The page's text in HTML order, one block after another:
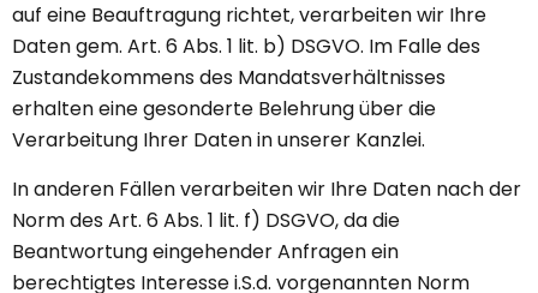
auf eine Beauftragung richtet, verarbeiten wir Ihre
Daten gem. Art. 6 Abs. 1 lit. b) DSGVO. Im Falle des
Zustandekommens des Mandatsverhältnisses
erhalten eine gesonderte Belehrung über die
Verarbeitung Ihrer Daten in unserer Kanzlei.
In anderen Fällen verarbeiten wir Ihre Daten nach der
Norm des Art. 6 Abs. 1 lit. f) DSGVO, da die
Beantwortung eingehender Anfragen ein
berechtigtes Interesse i.S.d. vorgenannten Norm